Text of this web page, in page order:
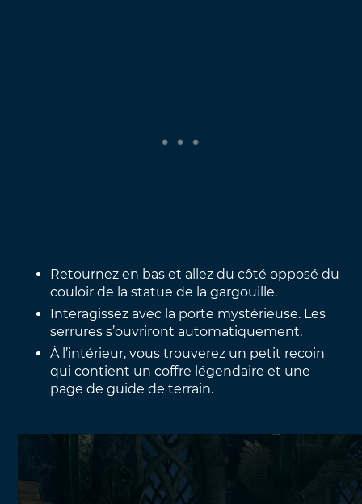
Retournez en bas et allez du côté opposé du
couloir de la statue de la gargouille.
Interagissez avec la porte mystérieuse. Les
serrures s’ouvriront automatiquement.
À l’intérieur, vous trouverez un petit recoin
qui contient un coffre légendaire et une
page de guide de terrain.